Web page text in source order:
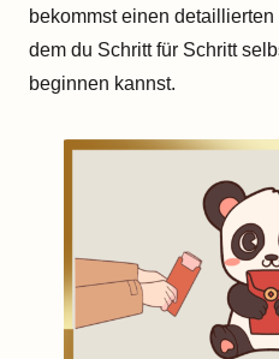
bekommst einen
dem du Schritt für Schritt
beginnen kannst.